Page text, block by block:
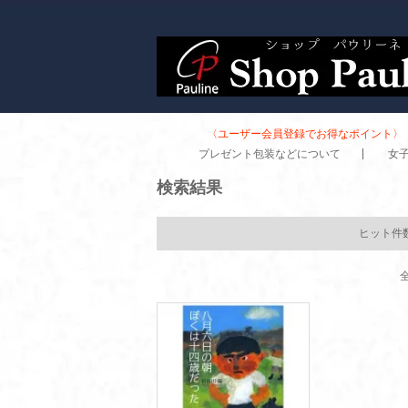
〈ユーザー会員登録でお得なポイン
プレゼント包装などについて
女
検索結果
ヒット件